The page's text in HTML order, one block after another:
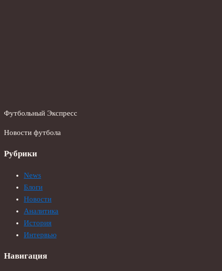
Футбольный Экспресс
Новости футбола
Рубрики
News
Блоги
Новости
Аналитика
История
Интервью
Навигация